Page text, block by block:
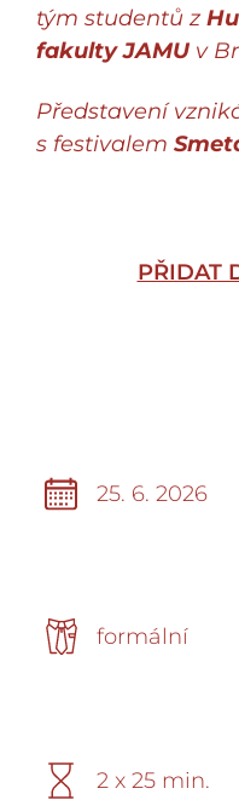
tým studentů z
fakulty JAMU v
Představení
s festivalem
PŘIDAT
25. 6. 2026
formální
2 x 25 min.